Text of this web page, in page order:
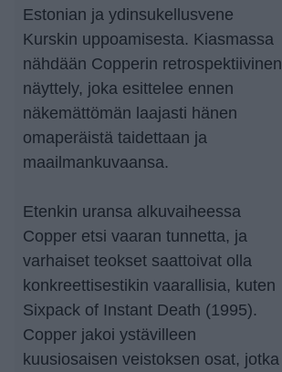
Estonian ja ydinsukellusvene
Kurskin uppoamisesta. Kiasmassa
nähdään Copperin retrospektiivinen
näyttely, joka esittelee ennen
näkemättömän laajasti hänen
omaperäistä taidettaan ja
maailmankuvaansa.
Etenkin uransa alkuvaiheessa
Copper etsi vaaran tunnetta, ja
varhaiset teokset saattoivat olla
konkreettisestikin vaarallisia, kuten
Sixpack of Instant Death (1995).
Copper jakoi ystävilleen
kuusiosaisen veistoksen osat, jotka